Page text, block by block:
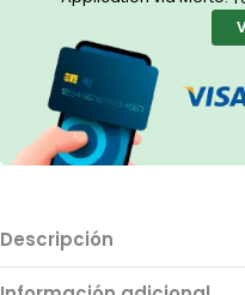
Descripción